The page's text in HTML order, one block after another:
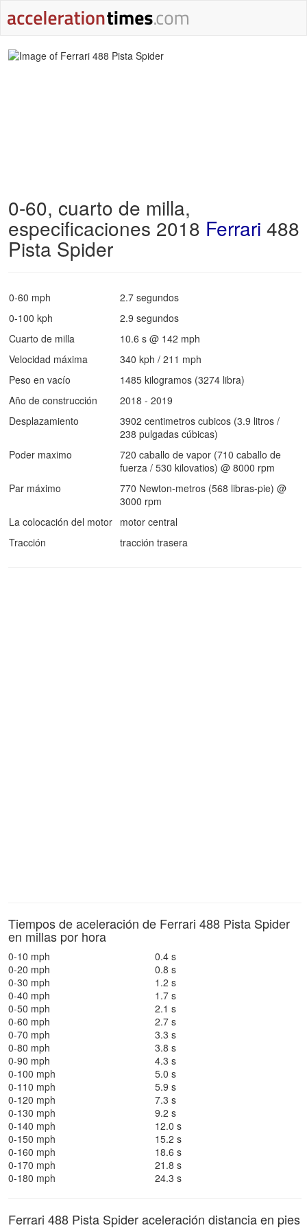
0-60, cuarto de milla,
especificaciones 2018 Ferrari 488
Pista Spider
0-60 mph
2.7 segundos
0-100 kph
2.9 segundos
Cuarto de milla
10.6 s @ 142 mph
Velocidad máxima
340 kph / 211 mph
Peso en vacío
1485 kilogramos (3274 libra)
Año de construcción
2018 - 2019
Desplazamiento
3902 centimetros cubicos (3.9 litros /
238 pulgadas cúbicas)
Poder maximo
720 caballo de vapor (710 caballo de
fuerza / 530 kilovatios) @ 8000 rpm
Par máximo
770 Newton-metros (568 libras-pie) @
3000 rpm
La colocación del motor motor central
Tracción
tracción trasera
Tiempos de aceleración de Ferrari 488 Pista Spider
en millas por hora
0-10 mph
0.4 s
0-20 mph
0.8 s
0-30 mph
1.2 s
0-40 mph
1.7 s
0-50 mph
2.1 s
0-60 mph
2.7 s
0-70 mph
3.3 s
0-80 mph
3.8 s
0-90 mph
4.3 s
0-100 mph
5.0 s
0-110 mph
5.9 s
0-120 mph
7.3 s
0-130 mph
9.2 s
0-140 mph
12.0 s
0-150 mph
15.2 s
0-160 mph
18.6 s
0-170 mph
21.8 s
0-180 mph
24.3 s
Ferrari 488 Pista Spider aceleración distancia en pies